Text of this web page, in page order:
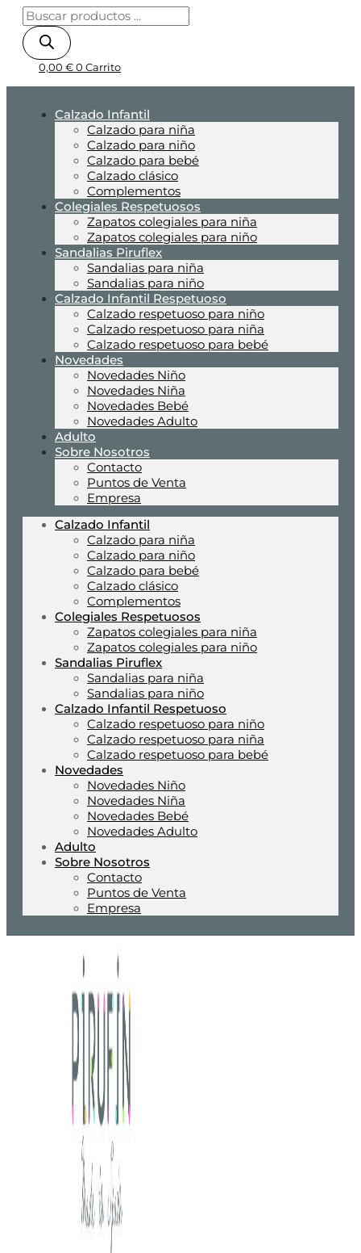
0,00 € 0 Carrito
Calzado Infantil
Calzado para niña
Calzado para niño
Calzado para bebé
Calzado clásico
Complementos
Colegiales Respetuosos
Zapatos colegiales para niña
Zapatos colegiales para niño
Sandalias Piruflex
Sandalias para niña
Sandalias para niño
Calzado Infantil Respetuoso
Calzado respetuoso para niño
Calzado respetuoso para niña
Calzado respetuoso para bebé
Novedades
Novedades Niño
Novedades Niña
Novedades Bebé
Novedades Adulto
Adulto
Sobre Nosotros
Contacto
Puntos de Venta
Empresa
Calzado Infantil
Calzado para niña
Calzado para niño
Calzado para bebé
Calzado clásico
Complementos
Colegiales Respetuosos
Zapatos colegiales para niña
Zapatos colegiales para niño
Sandalias Piruflex
Sandalias para niña
Sandalias para niño
Calzado Infantil Respetuoso
Calzado respetuoso para niño
Calzado respetuoso para niña
Calzado respetuoso para bebé
Novedades
Novedades Niño
Novedades Niña
Novedades Bebé
Novedades Adulto
Adulto
Sobre Nosotros
Contacto
Puntos de Venta
Empresa